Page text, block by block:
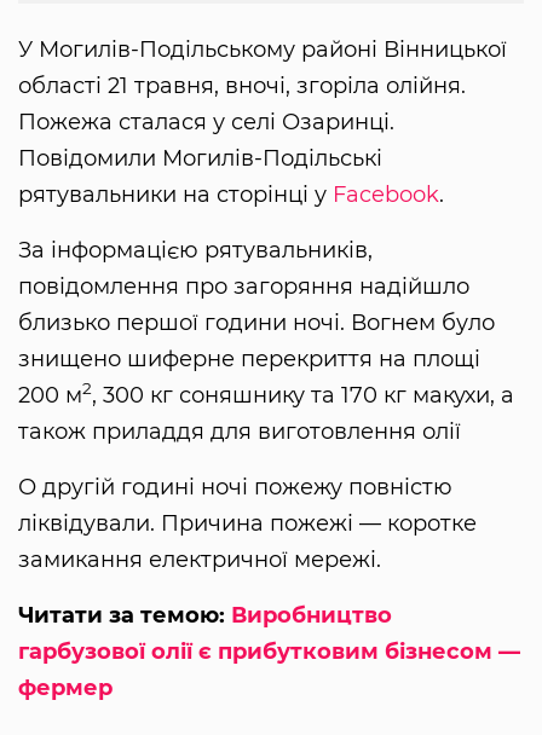
У Могилів-Подільському районі Вінницької
області 21 травня, вночі, згоріла олійня.
Пожежа сталася у селі Озаринці.
Повідомили Могилів-Подільські
рятувальники на сторінці у Facebook.
За інформацією рятувальників,
повідомлення про загоряння надійшло
близько першої години ночі. Вогнем було
знищено шиферне перекриття на площі
200 м2, 300 кг соняшнику та 170 кг макухи, а
також приладдя для виготовлення олії
О другій годині ночі пожежу повністю
ліквідували. Причина пожежі — коротке
замикання електричної мережі.
Читати за темою: Виробництво
гарбузової олії є прибутковим бізнесом —
фермер